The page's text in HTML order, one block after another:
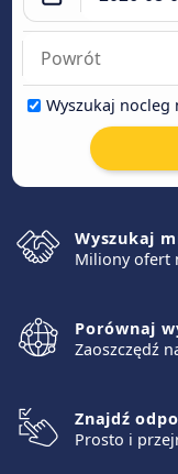
Wyszukaj
Wyszukaj
Miliony ofert
Porównaj
Zaoszczędź
Znajdź
Prosto i